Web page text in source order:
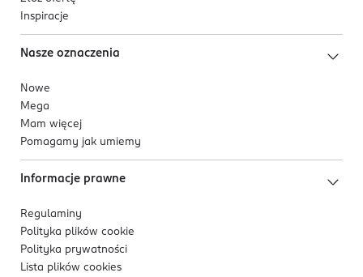
Inspiracje
Nasze oznaczenia
Nowe
Mega
Mam więcej
Pomagamy jak umiemy
Informacje prawne
Regulaminy
Polityka plików cookie
Polityka prywatności
Lista plików cookies